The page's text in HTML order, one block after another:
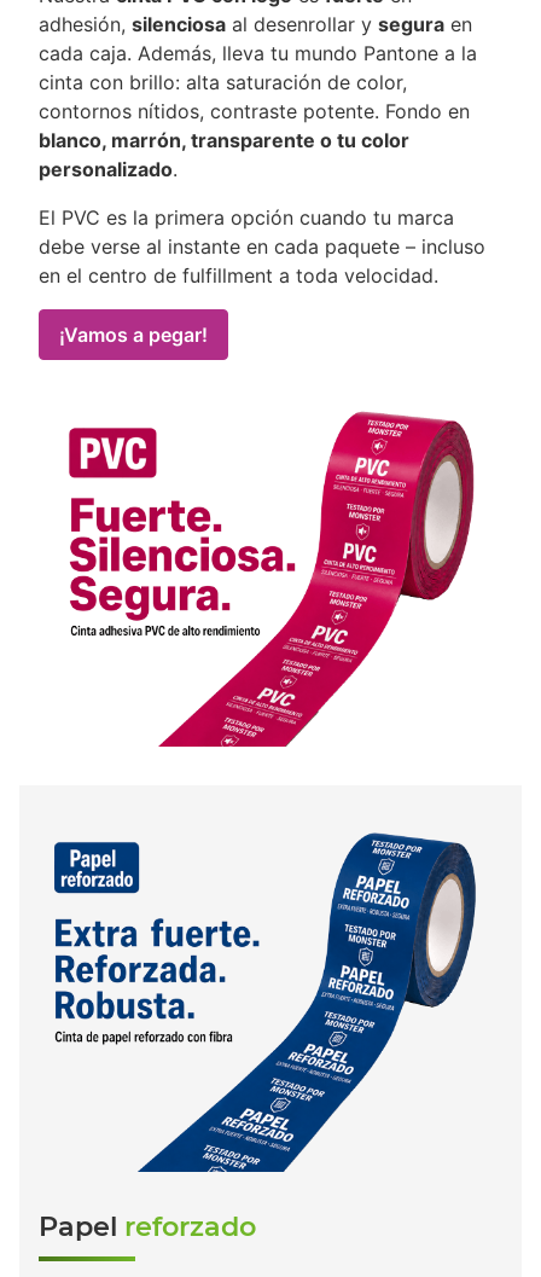
adhesión, silenciosa al desenrollar y segura en
cada caja. Además, lleva tu mundo Pantone a la
cinta con brillo: alta saturación de color,
contornos nítidos, contraste potente. Fondo en
blanco, marrón, transparente o tu color
personalizado.
El PVC es la primera opción cuando tu marca
debe verse al instante en cada paquete – incluso
en el centro de fulfillment a toda velocidad.
¡Vamos a pegar!
Papel reforzado